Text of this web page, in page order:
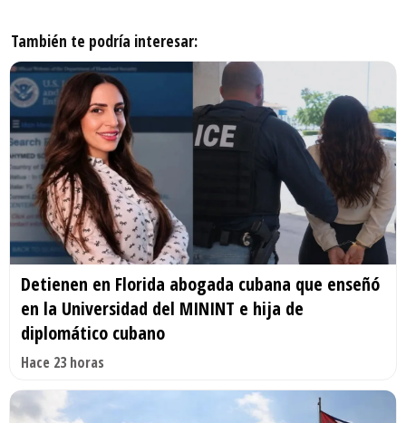
También te podría interesar:
Detienen en Florida abogada cubana que enseñó
en la Universidad del MININT e hija de
diplomático cubano
Hace 23 horas